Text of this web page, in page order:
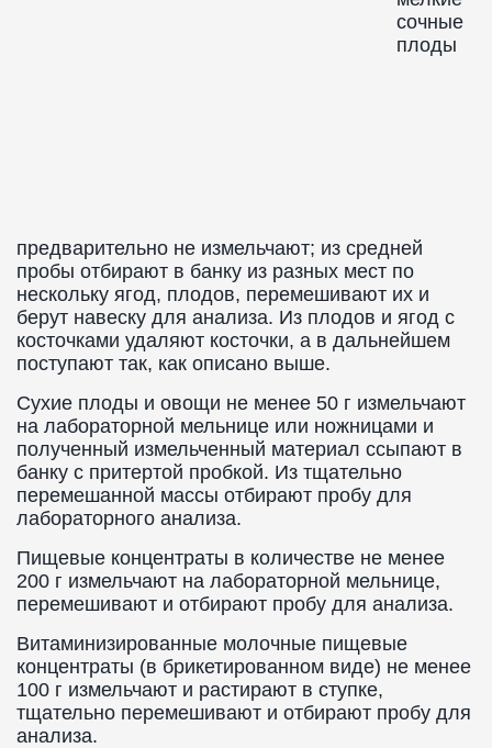
сочные
плоды
предварительно не измельчают; из средней
пробы отбирают в банку из разных мест по
нескольку ягод, плодов, перемешивают их и
берут навеску для анализа. Из плодов и ягод с
косточками удаляют косточки, а в дальнейшем
поступают так, как описано выше.
Сухие плоды и овощи не менее 50 г измельчают
на лабораторной мельнице или ножницами и
полученный измельченный материал ссыпают в
банку с притертой пробкой. Из тщательно
перемешанной массы отбирают пробу для
лабораторного анализа.
Пищевые концентраты в количестве не менее
200 г измельчают на лабораторной мельнице,
перемешивают и отбирают пробу для анализа.
Витаминизированные молочные пищевые
концентраты (в брикетированном виде) не менее
100 г измельчают и растирают в ступке,
тщательно перемешивают и отбирают пробу для
анализа.